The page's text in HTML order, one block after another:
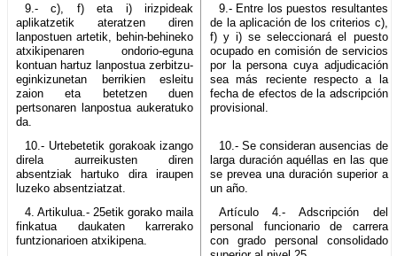
9.- c), f) eta i) irizpideak
aplikatzetik ateratzen diren
lanpostuen artetik, behin-behineko
atxikipenaren ondorio-eguna
kontuan hartuz lanpostua zerbitzu-
eginkizunetan berrikien esleitu
zaion eta betetzen duen
pertsonaren lanpostua aukeratuko
da.
9.- Entre los puestos resultantes
de la aplicación de los criterios c),
f) y i) se seleccionará el puesto
ocupado en comisión de servicios
por la persona cuya adjudicación
sea más reciente respecto a la
fecha de efectos de la adscripción
provisional.
10.- Urtebetetik gorakoak izango
direla aurreikusten diren
absentziak hartuko dira iraupen
luzeko absentziatzat.
10.- Se consideran ausencias de
larga duración aquéllas en las que
se prevea una duración superior a
un año.
4. Artikulua.- 25etik gorako maila
finkatua daukaten karrerako
funtzionarioen atxikipena.
Artículo 4.- Adscripción del
personal funcionario de carrera
con grado personal consolidado